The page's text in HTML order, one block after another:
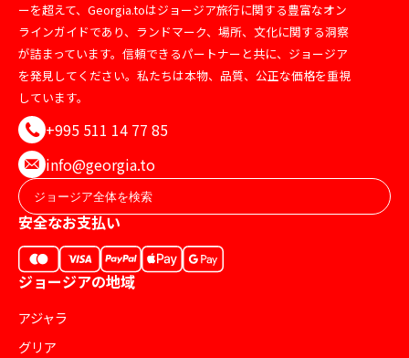
ーを超えて、Georgia.toはジョージア旅行に関する豊富なオン
ラインガイドであり、ランドマーク、場所、文化に関する洞察
が詰まっています。信頼できるパートナーと共に、ジョージア
を発見してください。私たちは本物、品質、公正な価格を重視
しています。
+995 511 14 77 85
info@georgia.to
安全なお支払い
ジョージアの地域
アジャラ
グリア